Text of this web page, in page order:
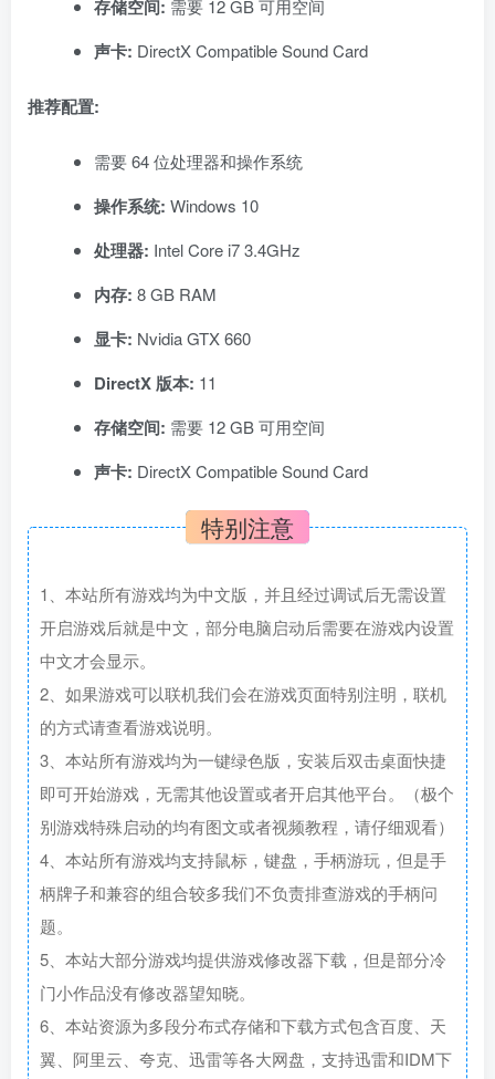
存储空间: 需要 12 GB 可用空间
声卡: DirectX Compatible Sound Card
推荐配置:
需要 64 位处理器和操作系统
操作系统: Windows 10
处理器: Intel Core i7 3.4GHz
内存: 8 GB RAM
显卡: Nvidia GTX 660
DirectX 版本: 11
存储空间: 需要 12 GB 可用空间
声卡: DirectX Compatible Sound Card
特别注意
1、本站所有游戏均为中文版，并且经过调试后无需设置
开启游戏后就是中文，部分电脑启动后需要在游戏内设置
中文才会显示。
2、如果游戏可以联机我们会在游戏页面特别注明，联机
的方式请查看游戏说明。
3、本站所有游戏均为一键绿色版，安装后双击桌面快捷
即可开始游戏，无需其他设置或者开启其他平台。（极个
别游戏特殊启动的均有图文或者视频教程，请仔细观看）
4、本站所有游戏均支持鼠标，键盘，手柄游玩，但是手
柄牌子和兼容的组合较多我们不负责排查游戏的手柄问
题。
5、本站大部分游戏均提供游戏修改器下载，但是部分冷
门小作品没有修改器望知晓。
6、本站资源为多段分布式存储和下载方式包含百度、天
翼、阿里云、夸克、迅雷等各大网盘，支持迅雷和IDM下